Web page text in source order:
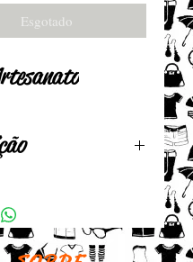
Esgotado
em tecido e